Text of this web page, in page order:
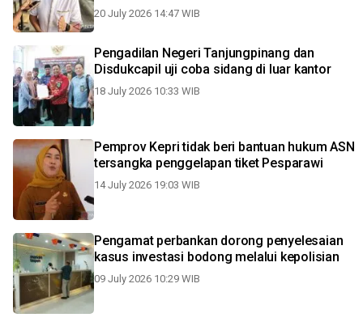
20 July 2026 14:47 WIB
Pengadilan Negeri Tanjungpinang dan
Disdukcapil uji coba sidang di luar kantor
18 July 2026 10:33 WIB
Pemprov Kepri tidak beri bantuan hukum ASN
tersangka penggelapan tiket Pesparawi
14 July 2026 19:03 WIB
Pengamat perbankan dorong penyelesaian
kasus investasi bodong melalui kepolisian
09 July 2026 10:29 WIB